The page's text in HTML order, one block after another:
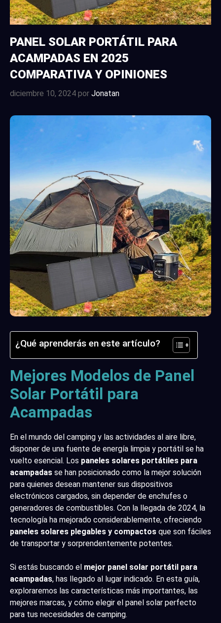
PANEL SOLAR PORTÁTIL PARA
ACAMPADAS EN 2025
COMPARATIVA Y OPINIONES
diciembre 10, 2024 por Jonatan
¿Qué aprenderás en este artículo?
Mejores Modelos de Panel
Solar Portátil para
Acampadas
En el mundo del camping y las actividades al aire libre,
disponer de una fuente de energía limpia y portátil se ha
vuelto esencial. Los paneles solares portátiles para
acampadas se han posicionado como la mejor solución
para quienes desean mantener sus dispositivos
electrónicos cargados, sin depender de enchufes o
generadores de combustibles. Con la llegada de 2024, la
tecnología ha mejorado considerablemente, ofreciendo
paneles solares plegables y compactos que son fáciles
de transportar y sorprendentemente potentes.
Si estás buscando el mejor panel solar portátil para
acampadas, has llegado al lugar indicado. En esta guía,
exploraremos las características más importantes, las
mejores marcas, y cómo elegir el panel solar perfecto
para tus necesidades de camping.